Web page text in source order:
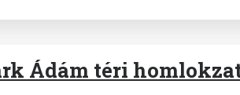
Ádám téri